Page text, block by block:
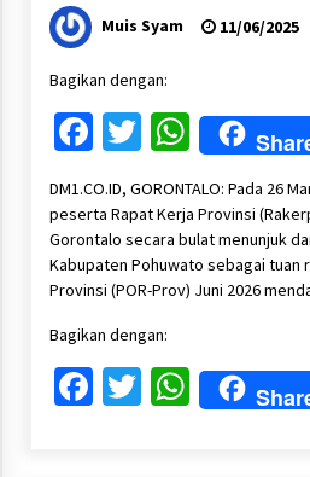
Muis Syam 11/06/2025
Bagikan dengan:
Facebook
Twitter
DM1.CO.ID, GORONTALO: Pada 26
peserta Rapat Kerja Provinsi
Gorontalo secara bulat menunjuk
Kabupaten Pohuwato sebagai tuan
Provinsi (POR-Prov) Juni 2026
Bagikan dengan:
Facebook
Twitter